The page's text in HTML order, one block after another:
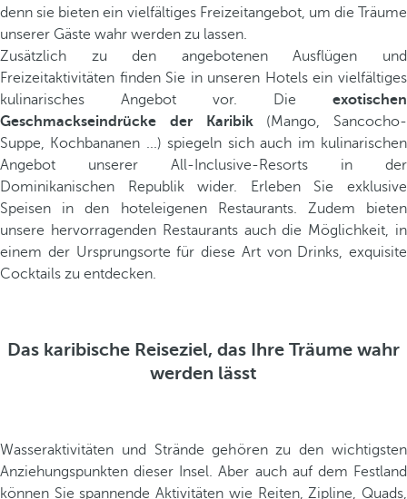
denn sie bieten ein vielfältiges Freizeitangebot, um die Träume
unserer Gäste wahr werden zu lassen.
Zusätzlich zu den angebotenen Ausflügen und
Freizeitaktivitäten finden Sie in unseren Hotels ein vielfältiges
kulinarisches Angebot vor. Die exotischen
Geschmackseindrücke der Karibik(Mango, Sancocho-
Suppe, Kochbananen ...) spiegeln sich auch im kulinarischen
Angebot unserer All-Inclusive-Resorts in der
Dominikanischen Republik wider. Erleben Sie exklusive
Speisen in den hoteleigenen Restaurants. Zudem bieten
unsere hervorragenden Restaurants auch die Möglichkeit, in
einem der Ursprungsorte für diese Art von Drinks, exquisite
Cocktails zu entdecken.
Das karibische Reiseziel, das Ihre Träume wahr
werden lässt
Wasseraktivitäten und Strände gehören zu den wichtigsten
Anziehungspunkten dieser Insel. Aber auch auf dem Festland
können Sie spannende Aktivitäten wie Reiten, Zipline, Quads,